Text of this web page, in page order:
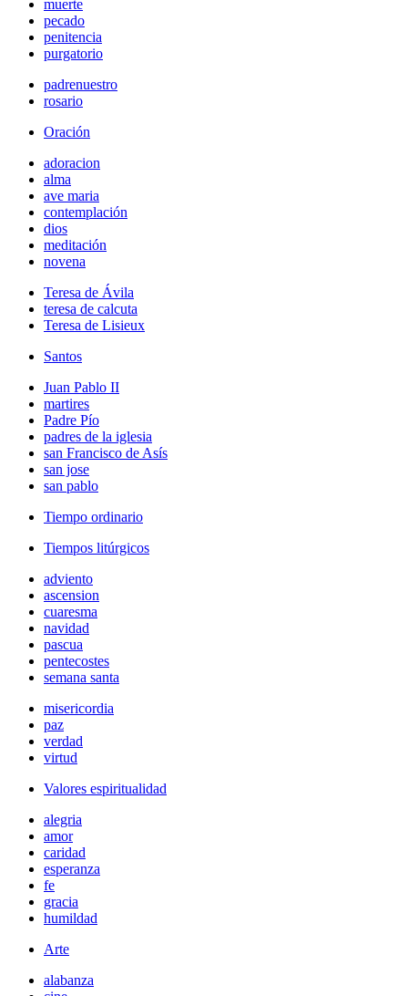
muerte
pecado
penitencia
purgatorio
padrenuestro
rosario
Oración
adoracion
alma
ave maria
contemplación
dios
meditación
novena
Teresa de Ávila
teresa de calcuta
Teresa de Lisieux
Santos
Juan Pablo II
martires
Padre Pío
padres de la iglesia
san Francisco de Asís
san jose
san pablo
Tiempo ordinario
Tiempos litúrgicos
adviento
ascension
cuaresma
navidad
pascua
pentecostes
semana santa
misericordia
paz
verdad
virtud
Valores espiritualidad
alegria
amor
caridad
esperanza
fe
gracia
humildad
Arte
alabanza